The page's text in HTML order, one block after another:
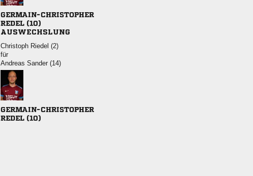

 
AUSWECHSLUNG
  
für
  

 